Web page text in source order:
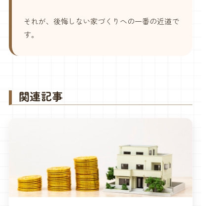
それが、後悔しない家づくりへの一番の近道で
す。
関連記事